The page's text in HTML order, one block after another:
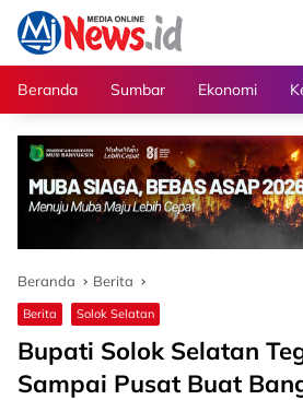
Langsung
konten
Beranda
Sumbar Ekonomi
Beranda Berita
Berita Solok Selatan
Bupati Solok Selatan
Sampai Pusat Buat